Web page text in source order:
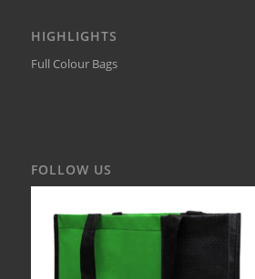
HIGHLIGHTS
Full Colour Bags
FOLLOW US